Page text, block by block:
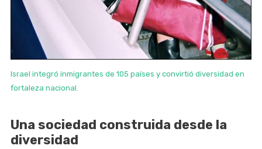
Israel integró inmigrantes de 105 países y convirtió diversidad en
fortaleza nacional.
Una sociedad construida desde la
diversidad